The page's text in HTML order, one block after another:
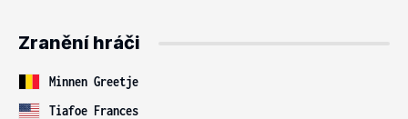
Zranění hráči
Minnen Greetje
Tiafoe Frances